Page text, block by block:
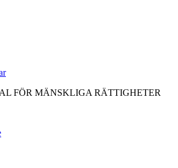
FÖR MÄNSKLIGA RÄTTIGHETER